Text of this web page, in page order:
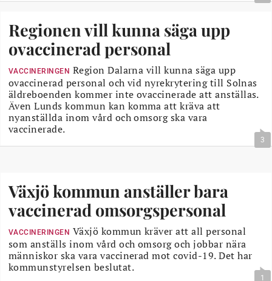
Regionen vill kunna säga upp
ovaccinerad personal
VACCINERINGEN Region Dalarna vill kunna säga upp
ovaccinerad personal och vid nyrekrytering till Solnas
äldreboenden kommer inte ovaccinerade att anställas.
Även Lunds kommun kan komma att kräva att
nyanställda inom vård och omsorg ska vara
vaccinerade.
3
Växjö kommun anställer bara
vaccinerad omsorgspersonal
VACCINERINGEN Växjö kommun kräver att all personal
som anställs inom vård och omsorg och jobbar nära
människor ska vara vaccinerad mot covid-19. Det har
kommunstyrelsen beslutat.
1